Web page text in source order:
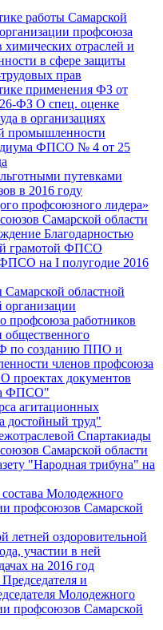
работы Самарской
профсоюза
химических отраслей и
в сфере защиты
прав
применения ФЗ от
ФЗ О спец. оценке
в организациях
промышленности
ФПСО № 4 от 25
путевками
в 2016 году
профсоюзного лидера»
Самарской области
Благодарностью
грамотой ФПСО
на I полугодие 2016
областной
организации
профсоюза работников
общественного
по созданию ППО и
членов профсоюза
проектах документов
ФПСО"
агитационных
достойный труд"
Спартакиады
Самарской области
"Народная трибуна" на
Молодежного
профсоюзов Самарской
летней оздоровительной
участии в ней
на 2016 год
и
Молодежного
профсоюзов Самарской